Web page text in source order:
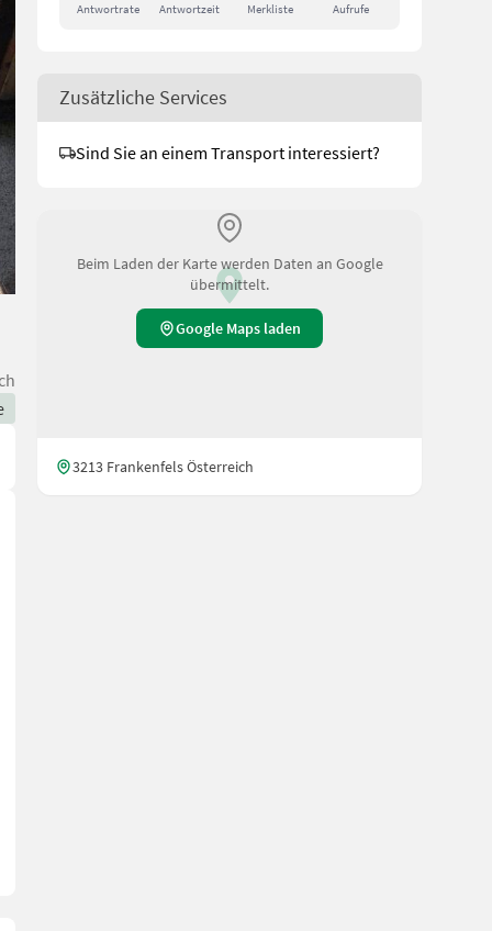
Antwortrate Antwortzeit Merkliste Aufrufe
Zusätzliche Services
Sind Sie an einem Transport interessiert?
Beim Laden der Karte werden Daten an Google
übermittelt.
Google Maps laden
3213 Frankenfels Österreich